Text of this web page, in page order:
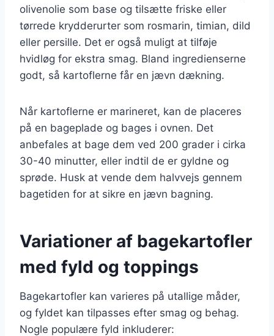
olivenolie som base og tilsætte friske eller
tørrede krydderurter som rosmarin, timian, dild
eller persille. Det er også muligt at tilføje
hvidløg for ekstra smag. Bland ingredienserne
godt, så kartoflerne får en jævn dækning.
Når kartoflerne er marineret, kan de placeres
på en bageplade og bages i ovnen. Det
anbefales at bage dem ved 200 grader i cirka
30-40 minutter, eller indtil de er gyldne og
sprøde. Husk at vende dem halvvejs gennem
bagetiden for at sikre en jævn bagning.
Variationer af bagekartofler
med fyld og toppings
Bagekartofler kan varieres på utallige måder,
og fyldet kan tilpasses efter smag og behag.
Nogle populære fyld inkluderer: